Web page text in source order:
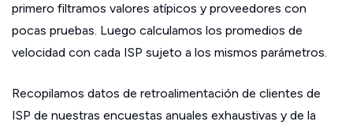
primero filtramos valores atípicos y proveedores con
pocas pruebas. Luego calculamos los promedios de
velocidad con cada ISP sujeto a los mismos parámetros.
Recopilamos datos de retroalimentación de clientes de
ISP de nuestras encuestas anuales exhaustivas y de la